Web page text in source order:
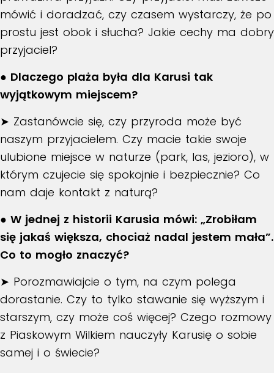
mówić i doradzać, czy czasem wystarczy, że po
prostu jest obok i słucha? Jakie cechy ma dobry
przyjaciel?
● Dlaczego plaża była dla Karusi tak
wyjątkowym miejscem?
➤ Zastanówcie się, czy przyroda może być
naszym przyjacielem. Czy macie takie swoje
ulubione miejsce w naturze (park, las, jezioro), w
którym czujecie się spokojnie i bezpiecznie? Co
nam daje kontakt z naturą?
● W jednej z historii Karusia mówi: „Zrobiłam
się jakaś większa, chociaż nadal jestem mała”.
Co to mogło znaczyć?
➤ Porozmawiajcie o tym, na czym polega
dorastanie. Czy to tylko stawanie się wyższym i
starszym, czy może coś więcej? Czego rozmowy
z Piaskowym Wilkiem nauczyły Karusię o sobie
samej i o świecie?